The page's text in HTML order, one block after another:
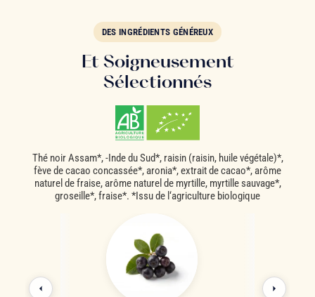
DES INGRÉDIENTS GÉNÉREUX
Et Soigneusement
Sélectionnés
Thé noir Assam*, -Inde du Sud*, raisin (raisin, huile végétale)*,
fève de cacao concassée*, aronia*, extrait de cacao*, arôme
naturel de fraise, arôme naturel de myrtille, myrtille sauvage*,
groseille*, fraise*. *Issu de l‘agriculture biologique